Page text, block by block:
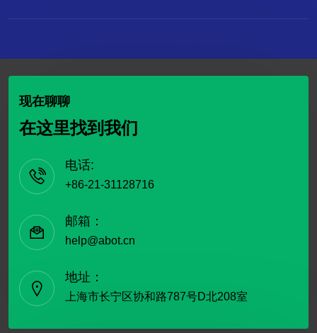
现在聊聊
在这里找到我们
电话:
+86-21-31128716
邮箱：
help@abot.cn
地址：
上海市长宁区协和路787号D北208室